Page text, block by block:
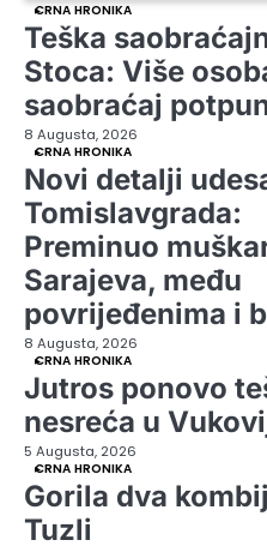
CRNA HRONIKA
Teška
Stoca: Više
saobraćaj
8 Augusta, 2026
CRNA HRONIKA
Novi detalji
Tomislavgrada:
Preminuo
Sarajeva, među
povrijeđenima i
8 Augusta, 2026
CRNA HRONIKA
Jutros ponovo
nesreća u
5 Augusta, 2026
CRNA HRONIKA
Gorila dva
Tuzli